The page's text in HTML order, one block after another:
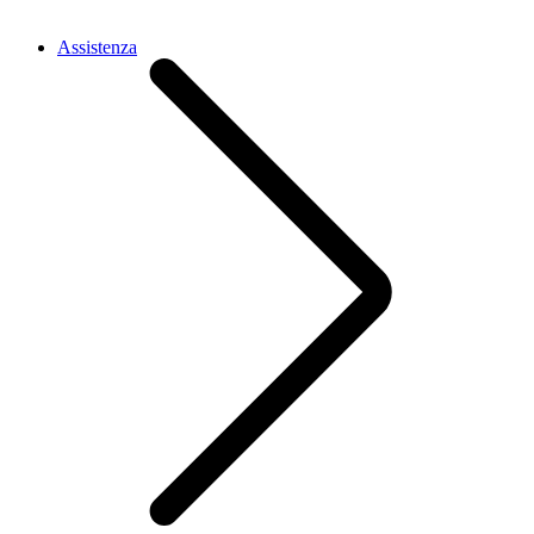
Assistenza